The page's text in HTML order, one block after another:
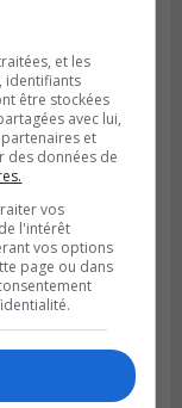
plein sur
et les
identifiants
être stockées
avec lui,
et
des données de
vos
l'intérêt
vos options
page ou dans